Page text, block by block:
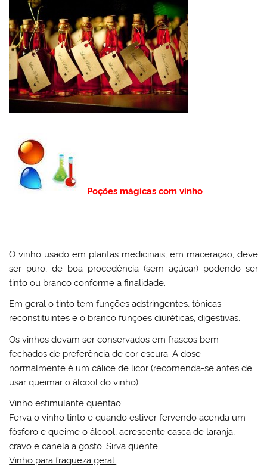
Poções mágicas com vinho
O vinho usado em plantas medicinais, em maceração, deve
ser puro, de boa procedência (sem açúcar) podendo ser
tinto ou branco conforme a finalidade.
Em geral o tinto tem funções adstringentes, tónicas
reconstituintes e o branco funções diuréticas, digestivas.
Os vinhos devam ser conservados em frascos bem
fechados de preferência de cor escura. A dose
normalmente é um cálice de licor (recomenda-se antes de
usar queimar o álcool do vinho).
Vinho estimulante quentão:
Ferva o vinho tinto e quando estiver fervendo acenda um
fósforo e queime o álcool, acrescente casca de laranja,
cravo e canela a gosto. Sirva quente.
Vinho para fraqueza geral: